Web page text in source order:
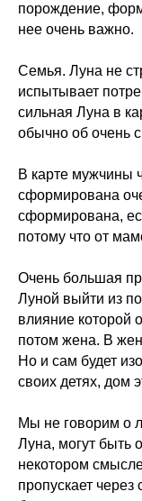
порождение,
нее очень важно.
Семья. Луна не
испытывает
сильная Луна в
обычно об очень
В карте мужчины
сформирована
сформирована,
потому что от
Очень большая
Луной выйти из
влияние которой
потом жена. В
Но и сам будет
своих детях, дом
Мы не говорим о
Луна, могут быть
некотором
пропускает